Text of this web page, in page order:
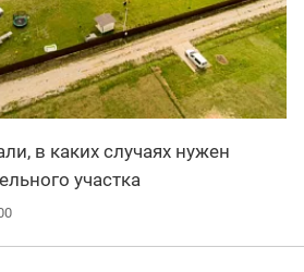
в каких случаях нужен
участка